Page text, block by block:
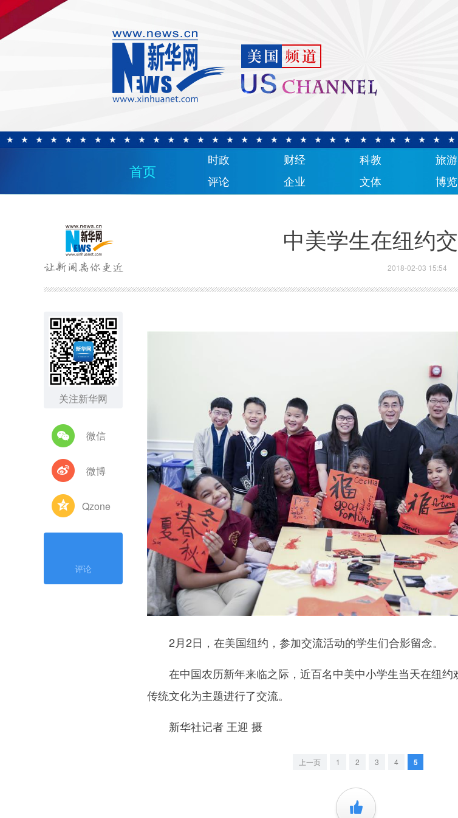
首页
时政 财经 科教 旅游
评论
企业 文体 博览
中美学生在纽约
2018-02-03 15:54
关注新华网
微信
微博
Qzone
评论
2月2日，在美国纽约，参加交流活动的学生们合影留念。
在中国农历新年来临之际，近百名中美中小学生当天在纽约
传统文化为主题进行了交流。
新华社记者 王迎 摄
上一页 1 2 3 4 5
+1